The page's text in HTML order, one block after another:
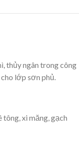
thủy ngân trong công
lớp sơn phủ.
xi măng, gạch